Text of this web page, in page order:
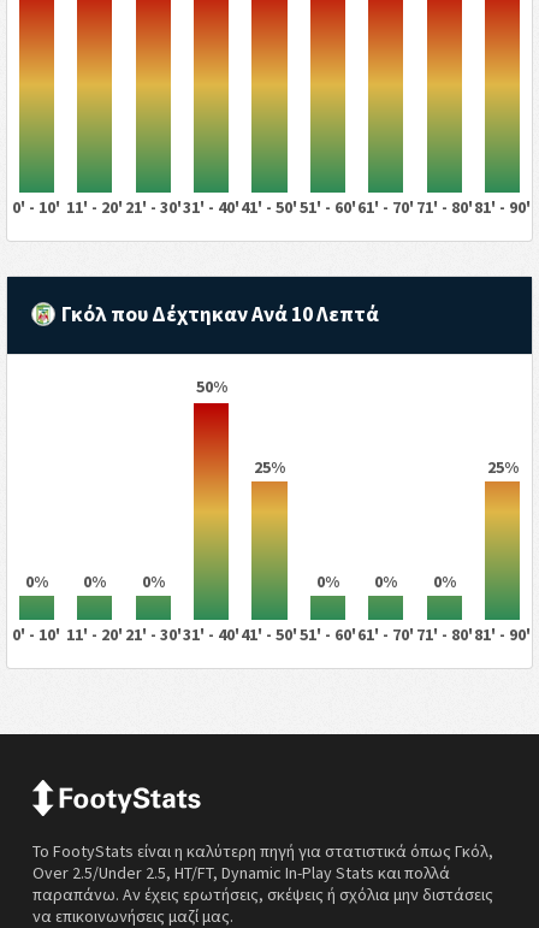
0' - 10' 11' - 20' 21' - 30'31' - 40'41' - 50'51' - 60'61' - 70' 71' - 80'81' - 90'
Γκόλ που Δέχτηκαν Ανά 10 Λεπτά
0% 0% 0%
50%
25%
0% 0% 0%
25%
0' - 10' 11' - 20' 21' - 30'31' - 40'41' - 50'51' - 60'61' - 70' 71' - 80'81' - 90'
Το FootyStats είναι η καλύτερη πηγή για στατιστικά όπως Γκόλ,
Over 2.5/Under 2.5, HT/FT, Dynamic In-Play Stats και πολλά
παραπάνω. Αν έχεις ερωτήσεις, σκέψεις ή σχόλια μην διστάσεις
να επικοινωνήσεις μαζί μας.